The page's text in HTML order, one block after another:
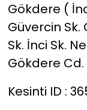
Gökdere (
Güvercin Sk.
Sk. İnci Sk.
Gökdere Cd.
Kesinti ID :